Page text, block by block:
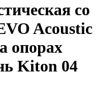
со
Acoustic
опорах
Kiton 04